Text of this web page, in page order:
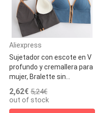
Aliexpress
Sujetador con escote en V
profundo y cremallera para
mujer, Bralette sin...
2,62€ 5,24€
out of stock